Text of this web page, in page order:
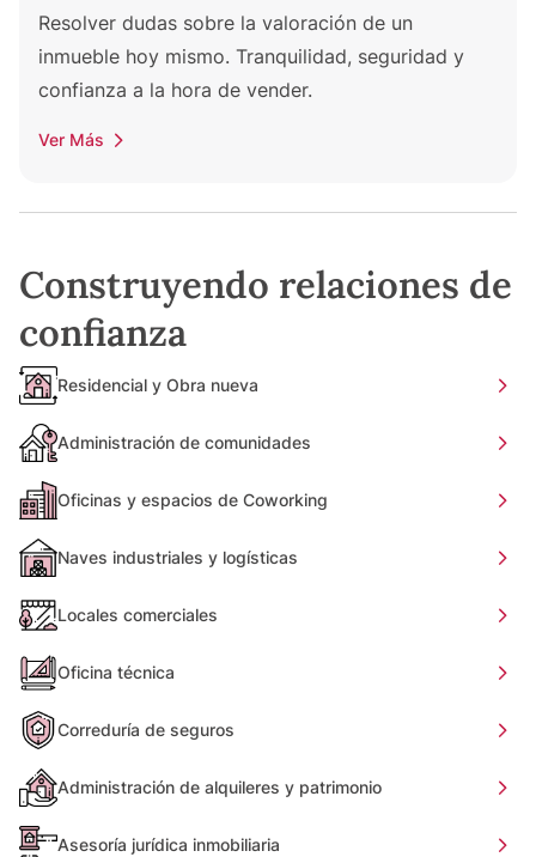
Resolver dudas sobre la valoración de un
inmueble hoy mismo. Tranquilidad, seguridad y
confianza a la hora de vender.
Ver Más
Construyendo relaciones de
confianza
Residencial y Obra nueva
Administración de comunidades
Oficinas y espacios de Coworking
Naves industriales y logísticas
Locales comerciales
Oficina técnica
Correduría de seguros
Administración de alquileres y patrimonio
Asesoría jurídica inmobiliaria